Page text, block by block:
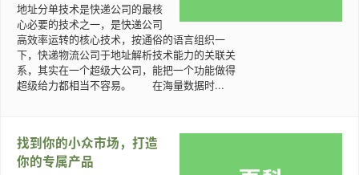
地址分单技术是快递公司的最核
心必要的技术之一，是快递公司
高效率运转的核心技术，按通俗的语言组织一
下，快递物流公司于地址解析技术能力的关联关
系，其实在一个超级大公司，能把一个功能做得
超级给力都相当不容易。 在海量数据时...
找到你的小众市场，打造
你的专属产品